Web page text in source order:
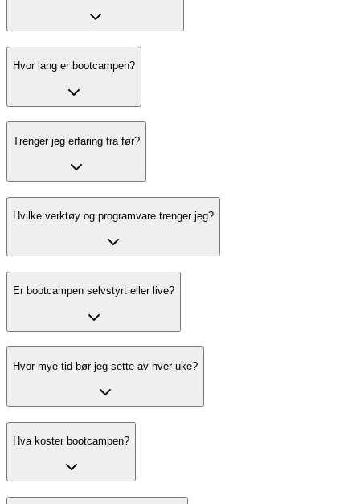
Hvor lang er bootcampen?
Trenger jeg erfaring fra før?
Hvilke verktøy og programvare trenger jeg?
Er bootcampen selvstyrt eller live?
Hvor mye tid bør jeg sette av hver uke?
Hva koster bootcampen?